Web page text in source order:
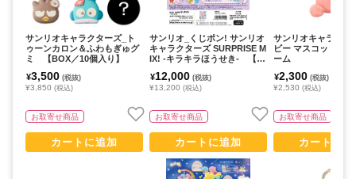
サンリオキャラクターズ_ト
ゥーンカロン＆ふわもぎゅグ
ミ 【BOX／10個入り】
¥3,500 (税抜)
¥3,850 (税込)
お取寄せ商品
カートに追加
サンリオ_くじポン! サンリオ
キャラクターズ SURPRISE M
IX! -キラキラほうせき- 【B
¥12,000 (税抜)
¥13,200 (税込)
お取寄せ商品
カートに追加
サンリオキャラクタ
ビー マスコット マ
ーム
¥2,300 (税抜)
¥2,530 (税込)
お取寄せ商品
カートに